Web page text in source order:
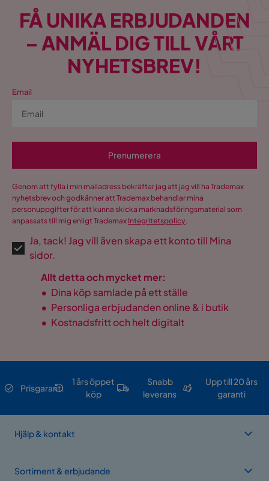
FÅ UNIKA ERBJUDANDEN
– ANMÄL DIG TILL VÅRT
NYHETSBREV!
Email
Prenumerera
Genom att fylla i min mailadress bekräftar jag att jag vill ha Trademax
nyhetsbrev och godkänner att Trademax behandlar mina
personuppgifter för att kunna skicka marknadsföringsmaterial som
anpassats till mig enligt Trademax Integritetspolicy.
Ja, tack! Jag vill även skapa ett konto till Mina
sidor.
Allt detta och mycket mer:
• Dina köp samlade på ett ställe
• Personliga erbjudanden online & i butik
• Kostnadsfritt och helt digitalt
Prisgaranti
1 års öppet
köp
Snabb
leverans
Upp till 20 års
garanti
Hjälp & kontakt
Sortiment & erbjudande